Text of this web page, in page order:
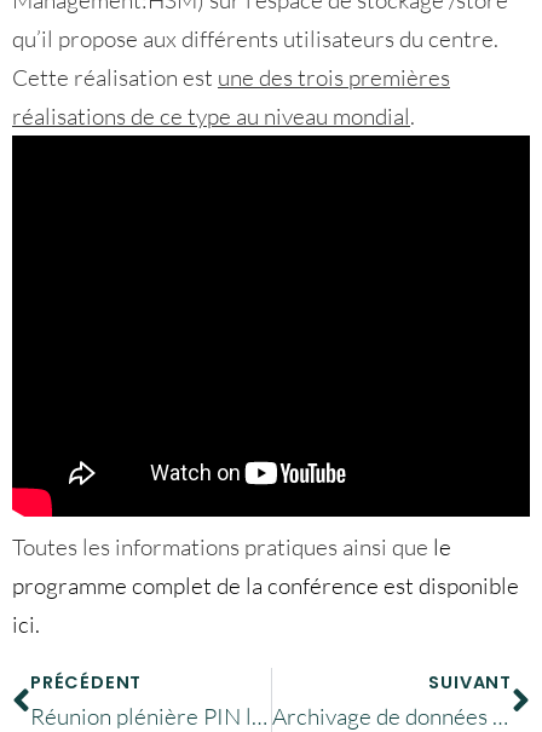
qu’il propose aux différents utilisateurs du centre.
Cette réalisation est une des trois premières
réalisations de ce type au niveau mondial.
Toutes les informations pratiques ainsi que le
programme complet de la conférence est disponible
ici.
PRÉCÉDENT
Réunion plénière PIN le 9 octobre 2015 à Paris
SUIVANT
Archivage de données de climatologie au CINES.